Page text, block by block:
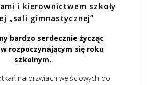
i kierownictwem szkoły
„sali gimnastycznej”
bardzo serdecznie życząc
rozpoczynającym się roku
szkolnym.
na drzwiach wejściowych do